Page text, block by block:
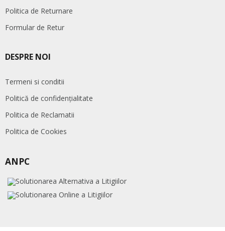
Politica de Returnare
Formular de Retur
DESPRE NOI
Termeni si conditii
Politică de confidențialitate
Politica de Reclamatii
Politica de Cookies
ANPC